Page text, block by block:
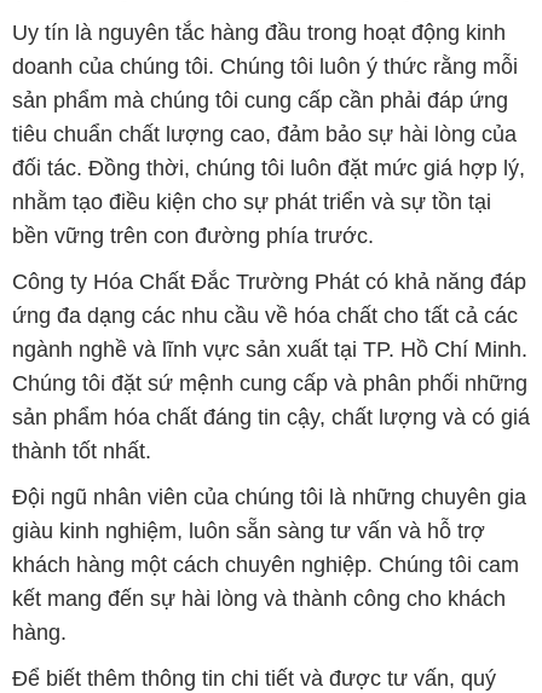
Uy tín là nguyên tắc hàng đầu trong hoạt động kinh
doanh của chúng tôi. Chúng tôi luôn ý thức rằng mỗi
sản phẩm mà chúng tôi cung cấp cần phải đáp ứng
tiêu chuẩn chất lượng cao, đảm bảo sự hài lòng của
đối tác. Đồng thời, chúng tôi luôn đặt mức giá hợp lý,
nhằm tạo điều kiện cho sự phát triển và sự tồn tại
bền vững trên con đường phía trước.
Công ty Hóa Chất Đắc Trường Phát có khả năng đáp
ứng đa dạng các nhu cầu về hóa chất cho tất cả các
ngành nghề và lĩnh vực sản xuất tại TP. Hồ Chí Minh.
Chúng tôi đặt sứ mệnh cung cấp và phân phối những
sản phẩm hóa chất đáng tin cậy, chất lượng và có giá
thành tốt nhất.
Đội ngũ nhân viên của chúng tôi là những chuyên gia
giàu kinh nghiệm, luôn sẵn sàng tư vấn và hỗ trợ
khách hàng một cách chuyên nghiệp. Chúng tôi cam
kết mang đến sự hài lòng và thành công cho khách
hàng.
Để biết thêm thông tin chi tiết và được tư vấn, quý